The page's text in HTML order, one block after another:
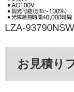
LZA-93790NSW
お見積り